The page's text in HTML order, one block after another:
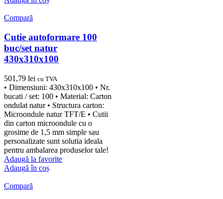
Compară
Cutie autoformare 100
buc/set natur
430x310x100
501,79 lei cu TVA
• Dimensiuni: 430x310x100 • Nr.
bucati / set: 100 • Material: Carton
ondulat natur • Structura carton:
Microondule natur TFT/E • Cutii
din carton microondule cu o
grosime de 1,5 mm simple sau
personalizate sunt solutia ideala
pentru ambalarea produselor tale!
Adaugă la favorite
Adaugă în coș
Compară